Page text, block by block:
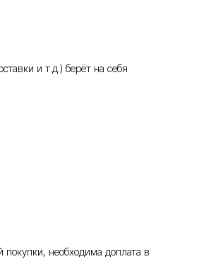
и т.д.) берёт на себя
необходима доплата в